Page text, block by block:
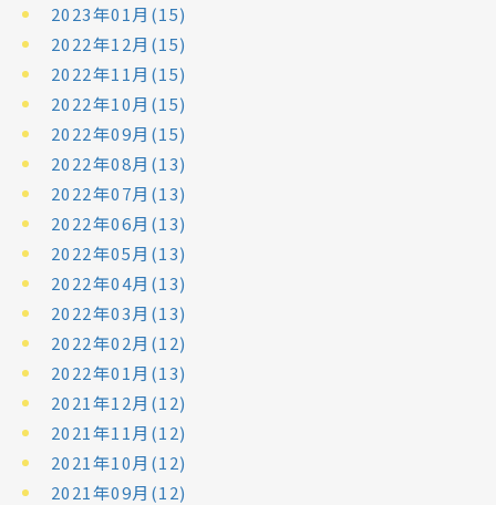
2023年01月(15)
2022年12月(15)
2022年11月(15)
2022年10月(15)
2022年09月(15)
2022年08月(13)
2022年07月(13)
2022年06月(13)
2022年05月(13)
2022年04月(13)
2022年03月(13)
2022年02月(12)
2022年01月(13)
2021年12月(12)
2021年11月(12)
2021年10月(12)
2021年09月(12)